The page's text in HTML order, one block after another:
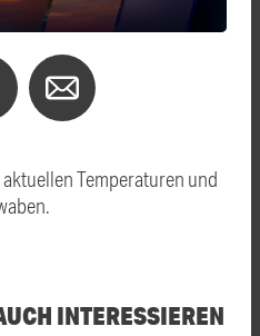
Temperaturen und
INTERESSIEREN